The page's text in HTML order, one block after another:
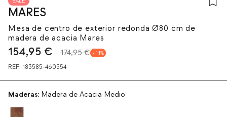
MARES
Mesa de centro de exterior redonda Ø80 cm de
madera de acacia Mares
154,95 € 174,95 € 11
REF: 183585-460554
Maderas: Madera de Acacia Medio